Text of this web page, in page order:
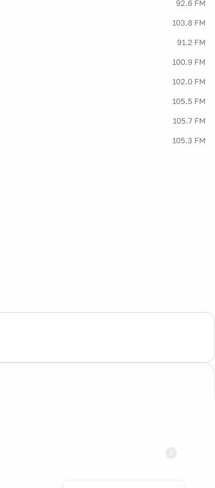
92.6 FM
103.8 FM
91.2 FM
100.9 FM
102.0 FM
105.5 FM
105.7 FM
105.3 FM